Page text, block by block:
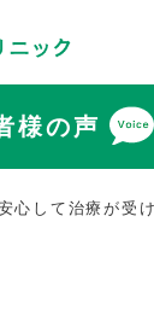
様の声
心して治療が受